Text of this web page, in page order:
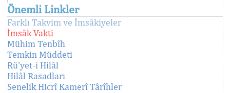
Önemli Linkler
Farklı Takvim ve İmsâkiyeler
İmsâk Vakti
Mühim Tenbîh
Temkin Müddeti
Rü'yet-i Hilâl
Hilâl Rasadları
Senelik Hicrî Kamerî Târîhler